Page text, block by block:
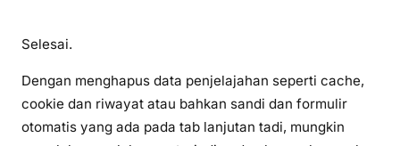
Selesai.
Dengan menghapus data penjelajahan seperti cache,
cookie dan riwayat atau bahkan sandi dan formulir
otomatis yang ada pada tab lanjutan tadi, mungkin